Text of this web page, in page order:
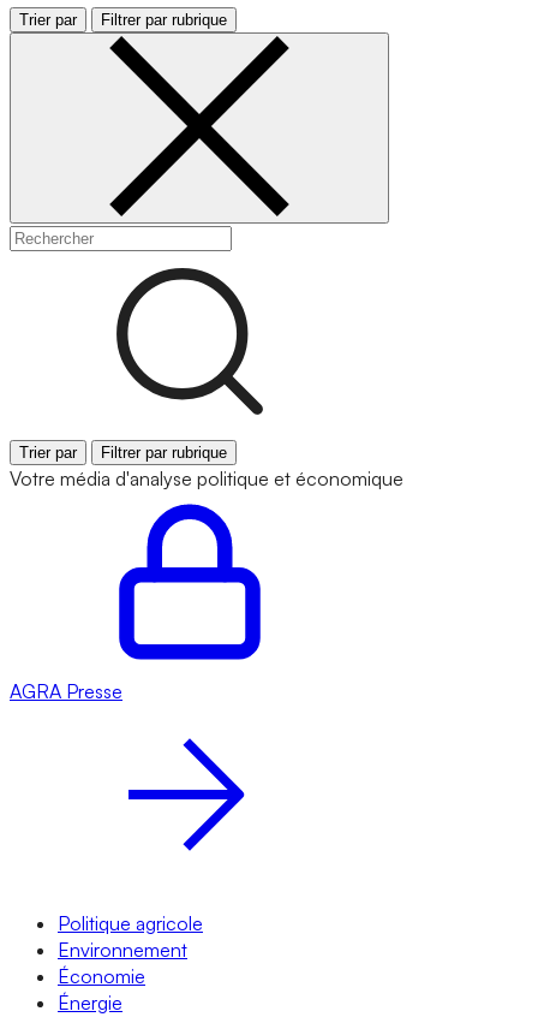
Trier par Filtrer par rubrique
Trier par Filtrer par rubrique
Votre média d'analyse politique et économique
AGRA Presse
Politique agricole
Environnement
Économie
Énergie